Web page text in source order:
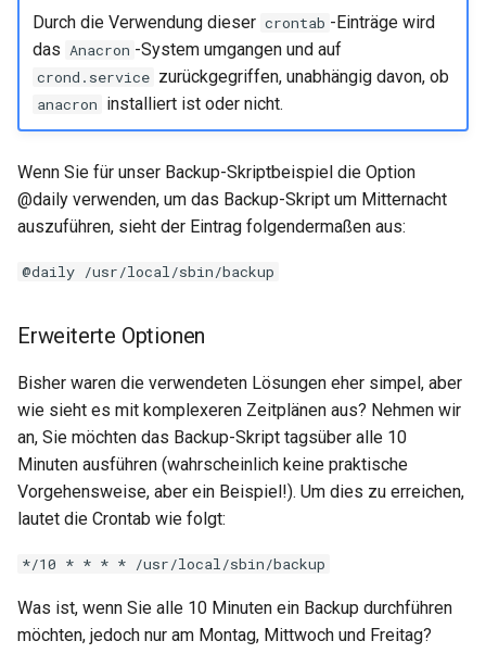
Durch die Verwendung dieser crontab -Einträge wird
das Anacron -System umgangen und auf
crond.service zurückgegriffen, unabhängig davon, ob
anacron installiert ist oder nicht.
Wenn Sie für unser Backup-Skriptbeispiel die Option
@daily verwenden, um das Backup-Skript um Mitternacht
auszuführen, sieht der Eintrag folgendermaßen aus:
@daily /usr/local/sbin/backup
Erweiterte Optionen
Bisher waren die verwendeten Lösungen eher simpel, aber
wie sieht es mit komplexeren Zeitplänen aus? Nehmen wir
an, Sie möchten das Backup-Skript tagsüber alle 10
Minuten ausführen (wahrscheinlich keine praktische
Vorgehensweise, aber ein Beispiel!). Um dies zu erreichen,
lautet die Crontab wie folgt:
*/10 * * * * /usr/local/sbin/backup
Was ist, wenn Sie alle 10 Minuten ein Backup durchführen
möchten, jedoch nur am Montag, Mittwoch und Freitag?